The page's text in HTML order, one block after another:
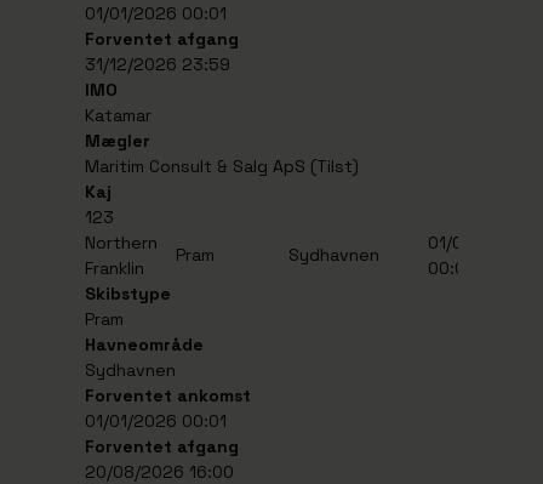
01/01/2026 00:01
Forventet afgang
31/12/2026 23:59
IMO
Katamar
Mægler
Maritim Consult & Salg ApS (Tilst)
Kaj
123
Northern
Franklin
Pram Sydhavnen
01/01/2026
00:01
Skibstype
Pram
Havneområde
Sydhavnen
Forventet ankomst
01/01/2026 00:01
Forventet afgang
20/08/2026 16:00